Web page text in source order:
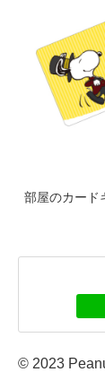
部屋のカード
© 2023